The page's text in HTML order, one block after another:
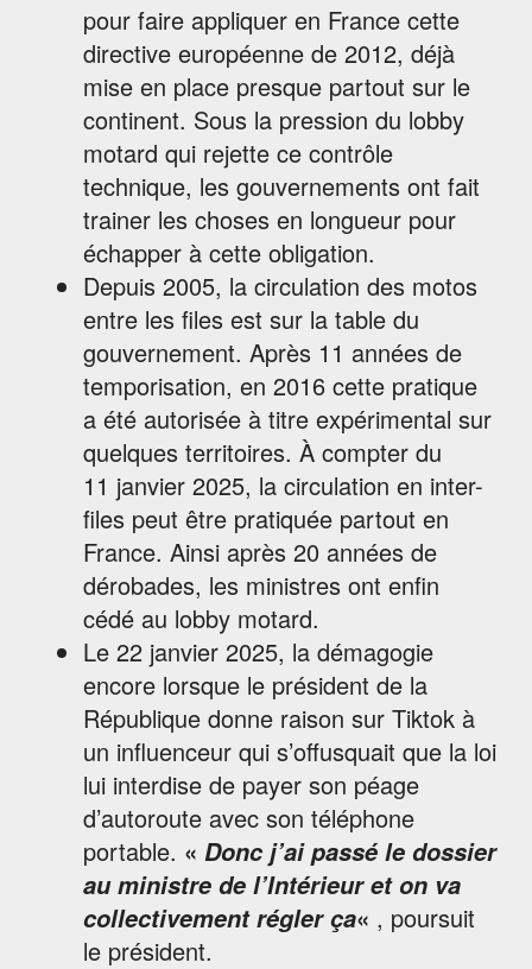
pour faire appliquer en France cette
directive européenne de 2012, déjà
mise en place presque partout sur le
continent. Sous la pression du lobby
motard qui rejette ce contrôle
technique, les gouvernements ont fait
trainer les choses en longueur pour
échapper à cette obligation.
Depuis 2005, la circulation des motos
entre les files est sur la table du
gouvernement. Après 11 années de
temporisation, en 2016 cette pratique
a été autorisée à titre expérimental sur
quelques territoires. À compter du
11 janvier 2025, la circulation en inter-
files peut être pratiquée partout en
France. Ainsi après 20 années de
dérobades, les ministres ont enfin
cédé au lobby motard.
Le 22 janvier 2025, la démagogie
encore lorsque le président de la
République donne raison sur Tiktok à
un influenceur qui s’offusquait que la loi
lui interdise de payer son péage
d’autoroute avec son téléphone
portable. « Donc j’ai passé le dossier
au ministre de l’Intérieur et on va
collectivement régler ça« , poursuit
le président.